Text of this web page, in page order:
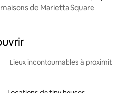
de Marietta Square
Lieux incontournables à